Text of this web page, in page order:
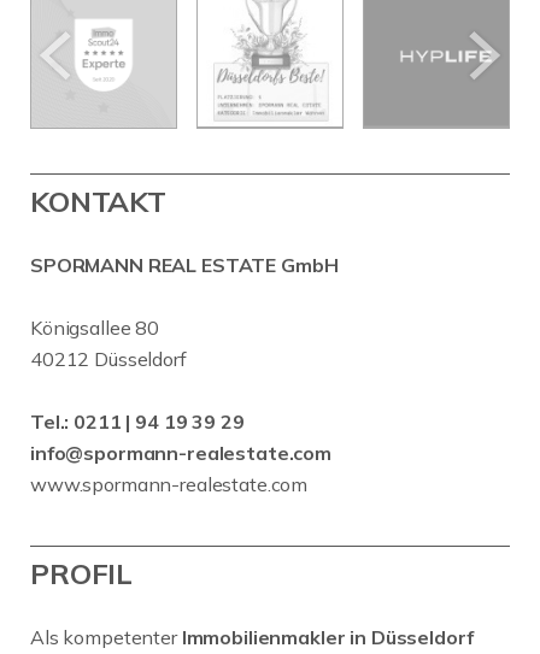
KONTAKT
SPORMANN REAL ESTATE GmbH
Königsallee 80
40212 Düsseldorf
Tel.: 0211 | 94 19 39 29
info@spormann-realestate.com
www.spormann-realestate.com
PROFIL
Als kompetenter Immobilienmakler in Düsseldorf